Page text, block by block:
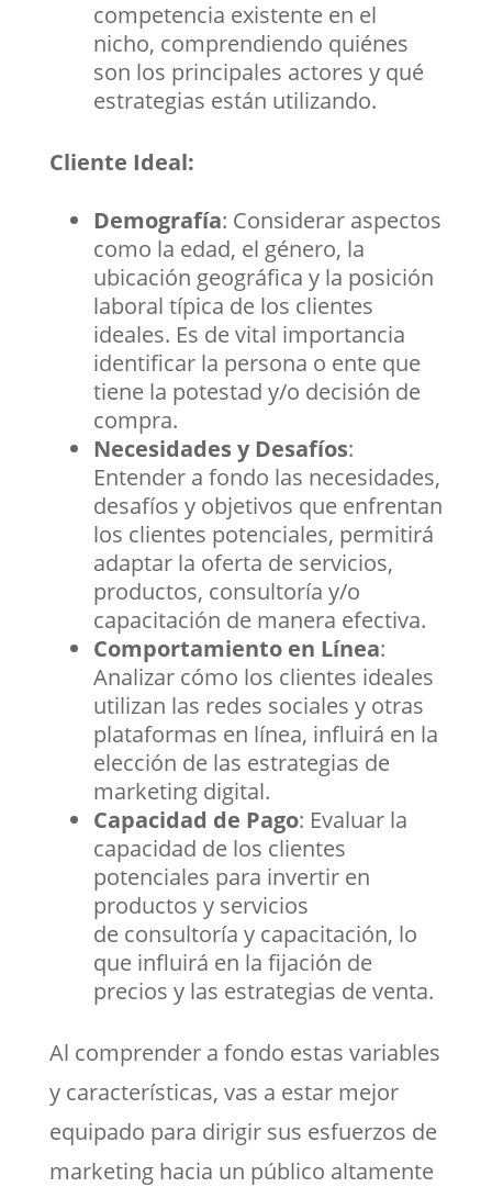
competencia existente en el
nicho, comprendiendo quiénes
son los principales actores y qué
estrategias están utilizando.
Cliente Ideal:
Demografía: Considerar aspectos
como la edad, el género, la
ubicación geográfica y la posición
laboral típica de los clientes
ideales. Es de vital importancia
identificar la persona o ente que
tiene la potestad y/o decisión de
compra.
Necesidades y Desafíos:
Entender a fondo las necesidades,
desafíos y objetivos que enfrentan
los clientes potenciales, permitirá
adaptar la oferta de servicios,
productos, consultoría y/o
capacitación de manera efectiva.
Comportamiento en Línea:
Analizar cómo los clientes ideales
utilizan las redes sociales y otras
plataformas en línea, influirá en la
elección de las estrategias de
marketing digital.
Capacidad de Pago: Evaluar la
capacidad de los clientes
potenciales para invertir en
productos y servicios
de consultoría y capacitación, lo
que influirá en la fijación de
precios y las estrategias de venta.
Al comprender a fondo estas variables
y características, vas a estar mejor
equipado para dirigir sus esfuerzos de
marketing hacia un público altamente